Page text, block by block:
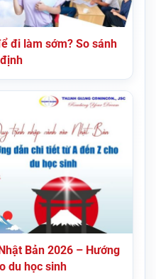
đi làm sớm? So sánh
Bản 2026 – Hướng
du học sinh